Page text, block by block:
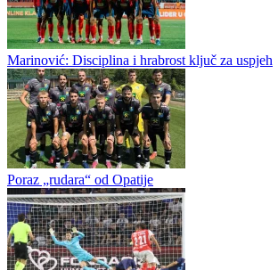
Novi poraz Prijedorčana u Sloveniji
Tim Rudar Prijedora doživio je poraz i u drugoj
utakmici na pripremama u slovenačkom
Poslije poraza od Opatije (1:3) prvoligaš